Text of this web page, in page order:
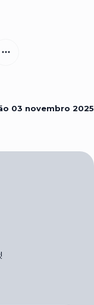
03 novembro 2025